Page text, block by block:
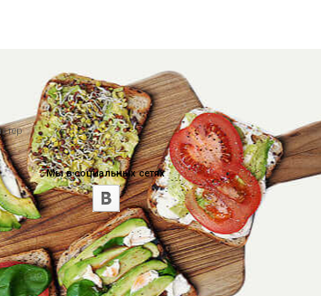
Мы в социальных сетях